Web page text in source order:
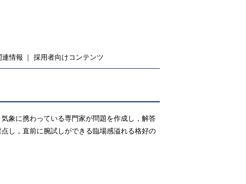
連情報 採用者向けコンテンツ
象に携わっている専門家が問題を作成し，解答
し，直前に腕試しができる臨場感溢れる格好の